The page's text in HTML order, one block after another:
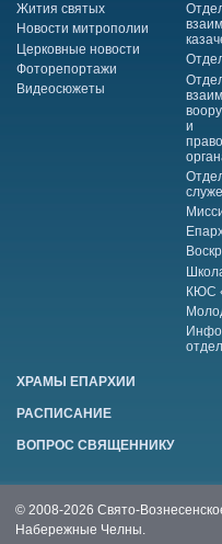
Жития святых
Новости митрополии
Церковные новости
Фоторепортажи
Видеосюжеты
и
КЮС
отдел
ХРАМЫ ЕПАРХИИ
РАСПИСАНИЕ
ВОПРОС СВЯЩЕННИКУ
© 2008-2026 Свято-
Набережные Челны.